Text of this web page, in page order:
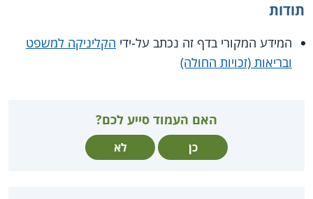
תודות
המידע המקורי בדף זה נכתב על-ידי הקליניקה למשפט
ובריאות (זכויות החולה)
האם העמוד סייע לכם?
כן לא